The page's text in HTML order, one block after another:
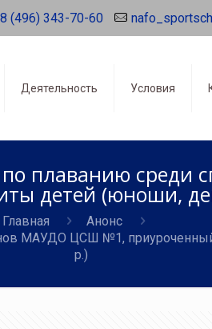
8 (496) 343-70-60
Деятельность Условия
по плаванию
детей (юноши,
Главная
Анонс
МАУДО ЦСШ №1,
р.)